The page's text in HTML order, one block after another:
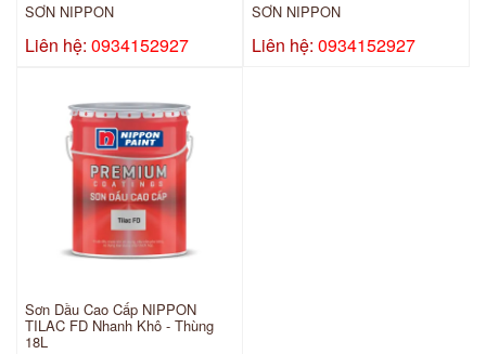
SƠN NIPPON
Liên hệ: 0934152927
SƠN NIPPON
Liên hệ: 0934152927
Sơn Dầu Cao Cấp NIPPON
TILAC FD Nhanh Khô - Thùng
18L